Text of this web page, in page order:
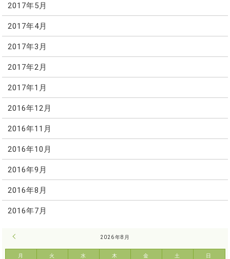
2017年5月
2017年4月
2017年3月
2017年2月
2017年1月
2016年12月
2016年11月
2016年10月
2016年9月
2016年8月
2016年7月
2026年8月
月 火 水 木 金 土 日